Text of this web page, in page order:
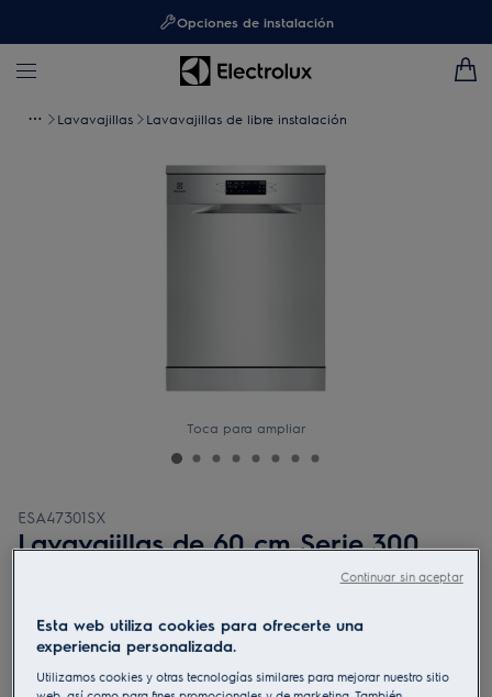
Opciones de instalación
Lavavajillas Lavavajillas de libre instalación
Toca para ampliar
ESA47301SX
Lavavajillas de 60 cm Serie 300
Seca hasta 3 veces mejor
Esta web utiliza cookies para ofrecerte una
experiencia personalizada.
Utilizamos cookies y otras tecnologías similares para mejorar nuestro sitio
Continuar sin aceptar